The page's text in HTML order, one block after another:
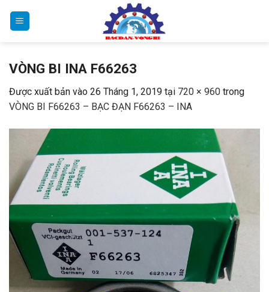
VÒNG BI INA F66263
Được xuất bản vào 26 Tháng 1, 2019 tại 720 × 960 trong
VÒNG BI F66263 – BẠC ĐẠN F66263 – INA